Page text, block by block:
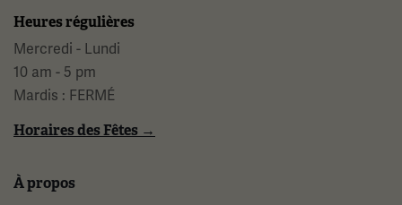
Heures régulières
Mercredi - Lundi
10 am - 5 pm
Mardis : FERMÉ
Horaires des Fêtes →
À propos